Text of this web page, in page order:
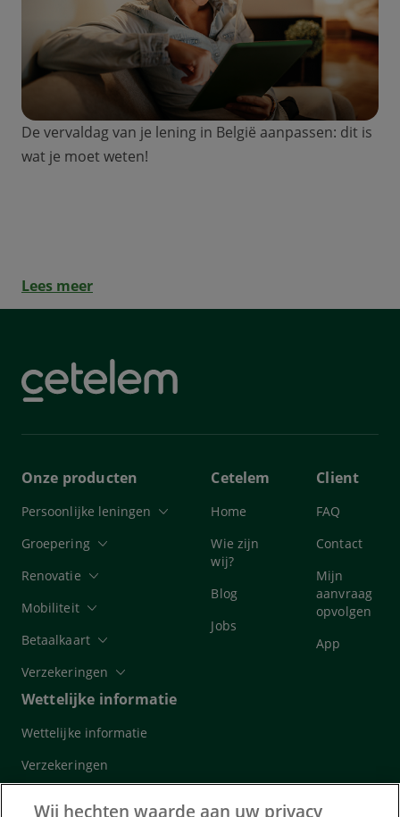
De vervaldag van je lening in België aanpassen: dit is
wat je moet weten!
Lees meer
Onze producten
Persoonlijke leningen
Groepering
Renovatie
Mobiliteit
Betaalkaart
Verzekeringen
Cetelem
Home
Wie zijn
wij?
Blog
Jobs
Client
FAQ
Contact
Mijn
aanvraag
opvolgen
App
Wettelijke informatie
Wettelijke informatie
Verzekeringen
Wij hechten waarde aan uw privacy